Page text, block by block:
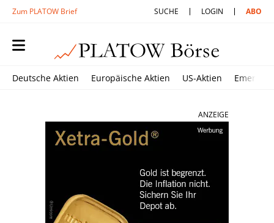
Zum PLATOW Brief SUCHE LOGIN ABO
Deutsche Aktien Europäische Aktien US-Aktien
ANZEIGE